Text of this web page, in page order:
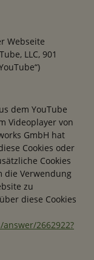
Webseite
LLC, 901
dem YouTube
Videoplayer von
GmbH hat
Cookies oder
Cookies
die Verwendung
zu
diese Cookies
2662922?